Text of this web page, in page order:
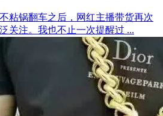
粘锅翻车之后，网红主播带货再次
关注。我也不止一次提醒过 ...